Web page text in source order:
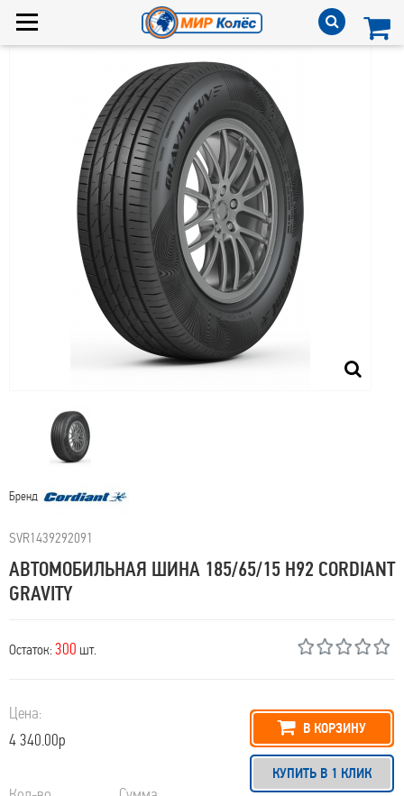
Бренд
SVR1439292091
АВТОМОБИЛЬНАЯ ШИНА 185/65/15 H92 CORDIANT
GRAVITY
Остаток: 300 шт.
Цена:
4 340.00р
В КОРЗИНУ
КУПИТЬ В 1 КЛИК